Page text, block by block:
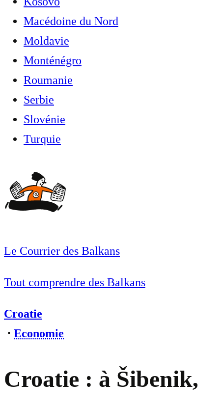
Macédoine du Nord
Moldavie
Monténégro
Roumanie
Serbie
Slovénie
Turquie
Le Courrier des Balkans
Tout comprendre des Balkans
Croatie
⋅ Economie
Croatie : à Šibenik,